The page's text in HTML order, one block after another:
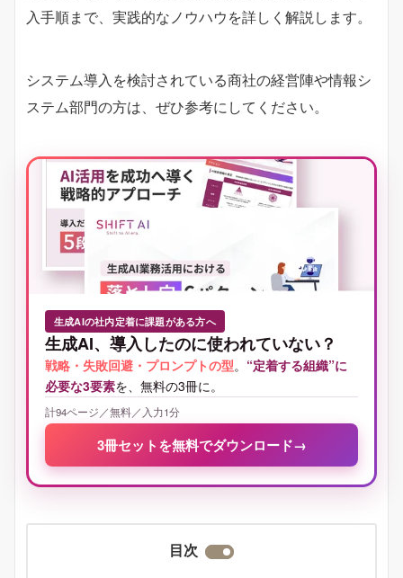
入手順まで、実践的なノウハウを詳しく解説します。
システム導入を検討されている商社の経営陣や情報シ
ステム部門の方は、ぜひ参考にしてください。
生成AIの社内定着に課題がある方へ
生成AI、導入したのに使われていない？
戦略・失敗回避・プロンプトの型。 “定着する組織”に
必要な3要素を、無料の3冊に。
計94ページ／無料／入力1分
3冊セットを無料でダウンロード→
目次